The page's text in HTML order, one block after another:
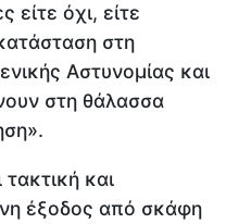
είτε όχι, είτε
στη
Αστυνομίας και
στη θάλασσα
και
έξοδος από σκάφη